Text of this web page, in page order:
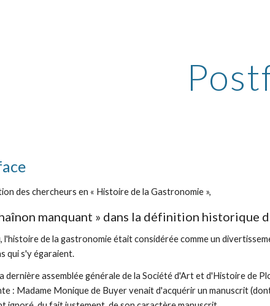
des chercheurs en « Histoire de la Gastronomie »,
manquant » dans la définition historique
l'histoire de la gastronomie était considérée comme un
qui s'y égaraient.
dernière assemblée générale de la Société d'Art et d'Histoire de
: Madame Monique de Buyer venait d'acquérir un manuscrit